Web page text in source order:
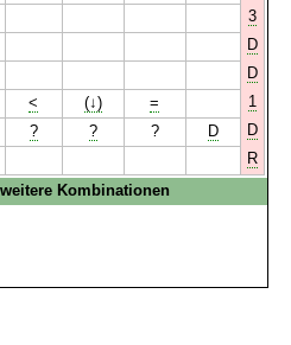
3
D
D
< (↓) =
1
? ? ? D
D
R
Kombinationen